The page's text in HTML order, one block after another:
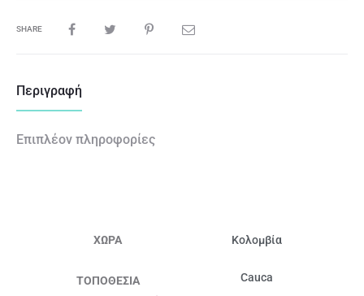
SHARE
Περιγραφή
Επιπλέον πληροφορίες
ΧΏΡΑ
ΤΟΠΟΘΕΣΊΑ
Κολομβία
Cauca